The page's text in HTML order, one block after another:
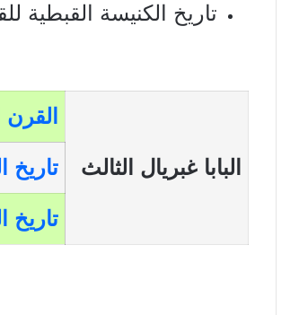
تاريخ الكنيسة القبطية
البابا غبريال الثالث تاريخ
تاريخ